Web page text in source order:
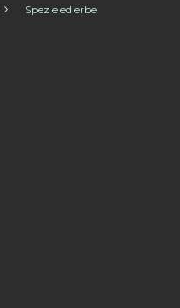
Spezie ed erbe